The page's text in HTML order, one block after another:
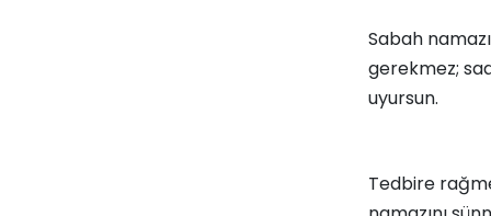
Sabah
gerekmez;
uyursun.
Tedbire